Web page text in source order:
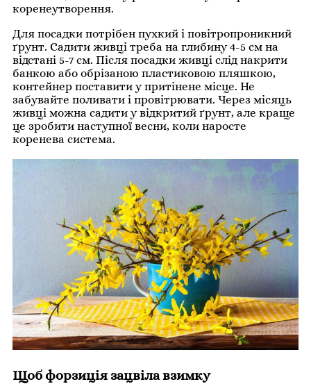
коренеутворення.
Для посадки потрібен пухкий і повітропроникний
ґрунт. Садити живці треба на глибину 4-5 см на
відстані 5-7 см. Після посадки живці слід накрити
банкою або обрізаною пластиковою пляшкою,
контейнер поставити у притінене місце. Не
забувайте поливати і провітрювати. Через місяць
живці можна садити у відкритий ґрунт, але краще
це зробити наступної весни, коли наросте
коренева система.
Щоб форзиція зацвіла взимку